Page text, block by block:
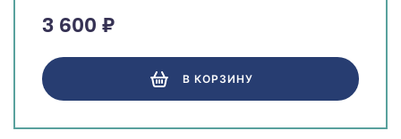
3 600 ₽
В КОРЗИНУ